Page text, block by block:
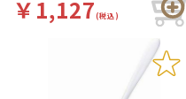
￥1,127(税込)